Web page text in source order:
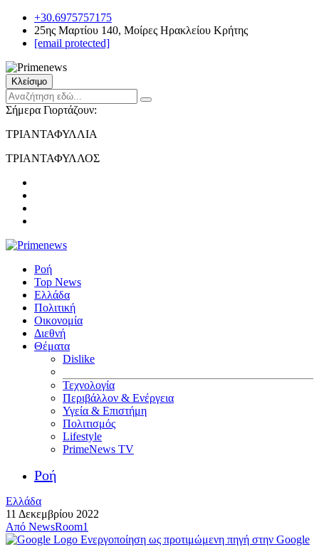
+30.6975757175
25ης Μαρτίου 140, Μοίρες Ηρακλείου Κρήτης
[email protected]
Κλείσιμο
Σήμερα Γιορτάζουν:
ΤΡΙΑΝΤΑΦΥΛΛΙΑ
ΤΡΙΑΝΤΑΦΥΛΛΟΣ
Ροή
Top News
Ελλάδα
Πολιτική
Οικονομία
Διεθνή
Θέματα
Dislike
Τεχνολογία
Περιβάλλον & Ενέργεια
Υγεία & Επιστήμη
Πολιτισμός
Lifestyle
PrimeNews TV
Ροή
Ελλάδα
11 Δεκεμβρίου 2022
Από NewsRoom1
Ενεργοποίηση ως προτιμώμενη πηγή στην Google